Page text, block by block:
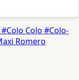
#Colo Colo #Colo-
Romero